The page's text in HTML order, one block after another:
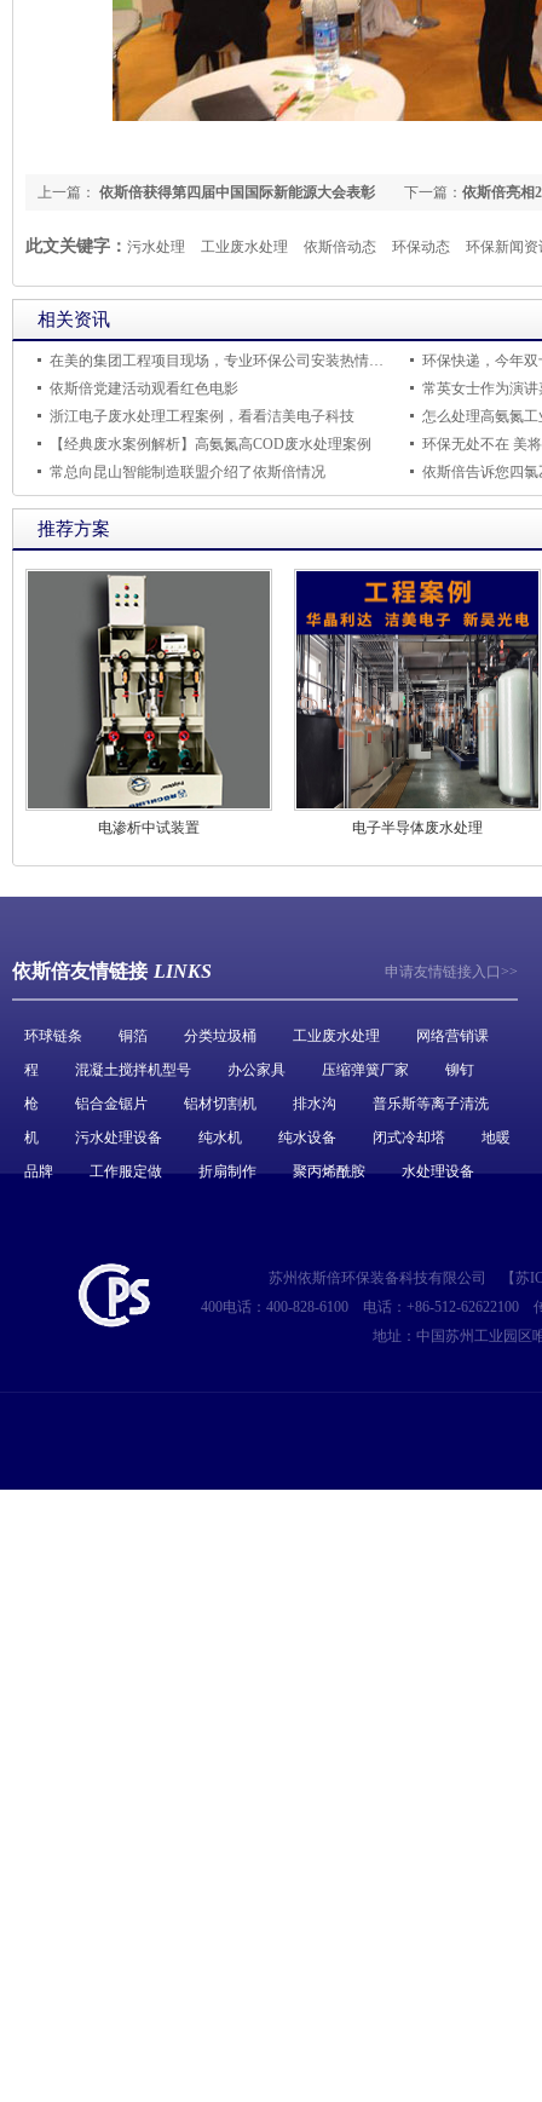
下一篇： 依斯倍亮相
上一篇： 依斯倍获得第四届中国国际新能源大会表彰
此文关键字： 污水处理 工业废水处理 依斯倍动态 环保动态 环保新闻资
相关资讯
在美的集团工程项目现场，专业环保公司安装热情不减
环保快递，今年
依斯倍党建活动观看红色电影
浙江电子废水处理工程案例，看看洁美电子科技
怎么处理高氨氮工
【经典废水案例解析】高氨氮高COD废水处理案例
环保无处不在 美
常总向昆山智能制造联盟介绍了依斯倍情况
依斯倍告诉您四
推荐方案
电渗析中试装置 电子半导体废水处理
依斯倍友情链接 LINKS 申请友情链接入口>>
环球链条 铜箔 分类垃圾桶 工业废水处理
网络营销课
程
混凝土搅拌机型号 办公家具 压缩弹簧厂家
铆钉
枪
铝合金锯片 铝材切割机 排水沟
普乐斯等离子清洗
机
污水处理设备 纯水机 纯水设备 闭式冷却塔
地暖
品牌
工作服定做 折扇制作 聚丙烯酰胺 水处理设备
苏州依斯倍环保装备科技有限公司 【苏
400电话：400-828-6100
电话：+86-512-62622100
地址：中国苏州工业园区